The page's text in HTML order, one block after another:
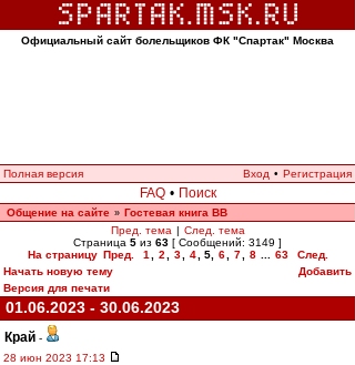
Официальный сайт болельщиков ФК "Спартак" Москва
Полная версия Вход • Регистрация
FAQ • Поиск
Общение на сайте » Гостевая книга ВВ
Пред. тема | След. тема
Страница 5 из 63 [ Сообщений: 3149 ]
На страницу Пред. 1 2 3 4 5, 6 7 8 63
След.
Начать новую тему
Добавить
Версия для печати
01.06.2023 - 30.06.2023
Край -
28 июн 2023 17:13